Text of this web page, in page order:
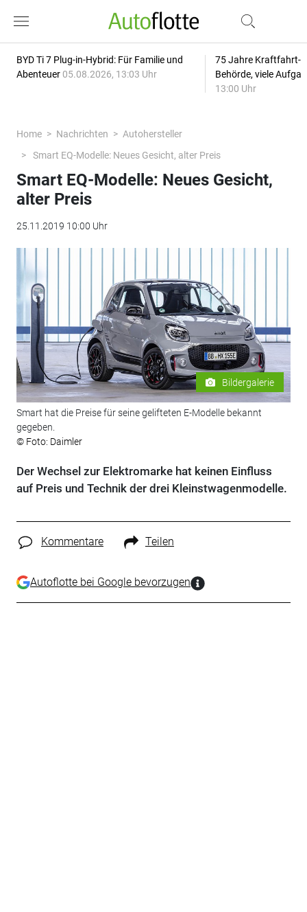
BYD Ti 7 Plug-in-Hybrid: Für Familie und
Abenteuer 05.08.2026, 13:03 Uhr
75 Jahre Kraftfahrt-
Behörde, viele
13:00 Uhr
Home Nachrichten
Autohersteller
Smart EQ-Modelle: Neues Gesicht, alter Preis
Smart EQ-Modelle: Neues Gesicht,
alter Preis
25.11.2019 10:00 Uhr
Bildergalerie
Smart hat die Preise für seine gelifteten E-Modelle bekannt
gegeben.
© Foto: Daimler
Der Wechsel zur Elektromarke hat keinen Einfluss
auf Preis und Technik der drei Kleinstwagenmodelle.
Kommentare Teilen
Autoflotte bei Google bevorzugen